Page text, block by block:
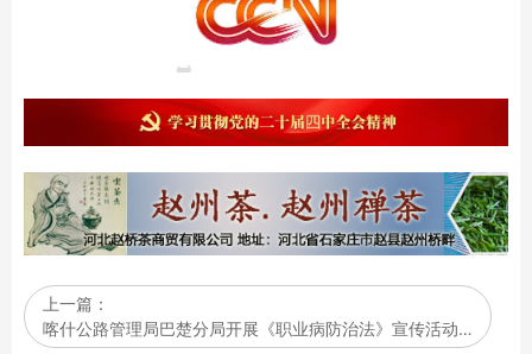
上一篇：
喀什公路管理局巴楚分局开展《职业病防治法》宣传活动…